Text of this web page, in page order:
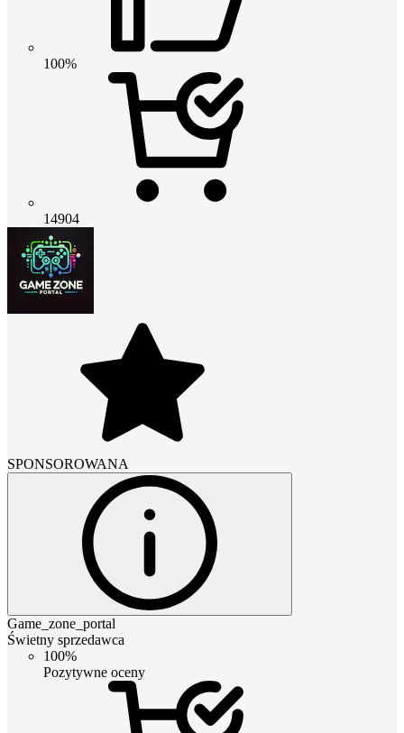
100%
14904
SPONSOROWANA
Game_zone_portal
Świetny sprzedawca
100%
Pozytywne oceny